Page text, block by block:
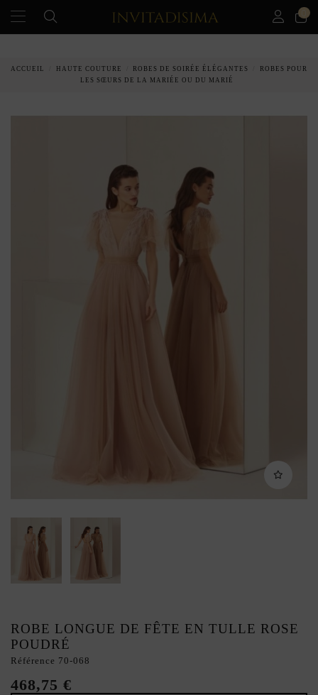
ACCUEIL HAUTE COUTURE ROBES DE SOIRÉE ÉLÉGANTES
ROBES POUR
LES SŒURS DE LA MARIÉE OU DU MARIÉ
ROBE LONGUE DE FÊTE EN TULLE ROSE
POUDRÉ
Référence 70-068
468,75 €